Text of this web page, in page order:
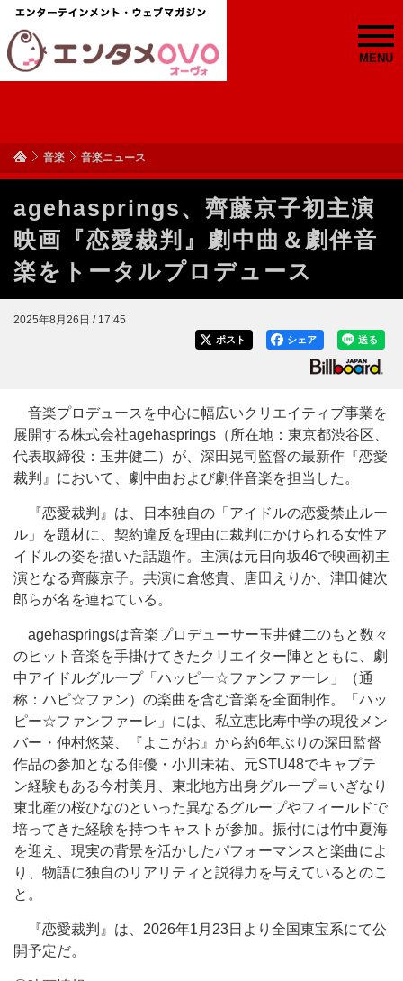
MENU
音楽 音楽ニュース
agehasprings、齊藤京子初主演
映画『恋愛裁判』劇中曲＆劇伴音
楽をトータルプロデュース
2025年8月26日 / 17:45
送る
シェア
ポスト
音楽プロデュースを中心に幅広いクリエイティブ事業を
展開する株式会社agehasprings（所在地：東京都渋谷区、
代表取締役：玉井健二）が、深田晃司監督の最新作『恋愛
裁判』において、劇中曲および劇伴音楽を担当した。
『恋愛裁判』は、日本独自の「アイドルの恋愛禁止ルー
ル」を題材に、契約違反を理由に裁判にかけられる女性ア
イドルの姿を描いた話題作。主演は元日向坂46で映画初主
演となる齊藤京子。共演に倉悠貴、唐田えりか、津田健次
郎らが名を連ねている。
agehaspringsは音楽プロデューサー玉井健二のもと数々
のヒット音楽を手掛けてきたクリエイター陣とともに、劇
中アイドルグループ「ハッピー☆ファンファーレ」（通
称：ハピ☆ファン）の楽曲を含む音楽を全面制作。「ハッ
ピー☆ファンファーレ」には、私立恵比寿中学の現役メン
バー・仲村悠菜、『よこがお』から約6年ぶりの深田監督
作品の参加となる俳優・小川未祐、元STU48でキャプテ
ン経験もある今村美月、東北地方出身グループ＝いぎなり
東北産の桜ひなのといった異なるグループやフィールドで
培ってきた経験を持つキャストが参加。振付には竹中夏海
を迎え、現実の背景を活かしたパフォーマンスと楽曲によ
り、物語に独自のリアリティと説得力を与えているとのこ
と。
『恋愛裁判』は、2026年1月23日より全国東宝系にて公
開予定だ。